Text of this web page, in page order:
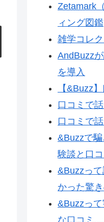
Zetamark
ィング図鑑
雑学コレ
AndBuzz
を導入
【&Buzz
口コミで
口コミで
&Buzzで
験談と口コ
&Buzzっ
かった驚き
&Buzzっ
な口コミ